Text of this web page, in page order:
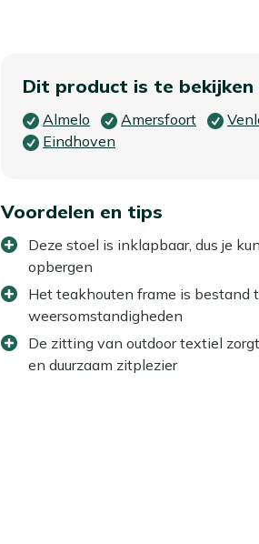
Dit product is te bekijken
Almelo Amersfoort
Eindhoven
Voordelen en tips
Deze stoel is inklapbaar, dus je
opbergen
Het teakhouten frame is bestand
weersomstandigheden
De zitting van outdoor textiel
en duurzaam zitplezier